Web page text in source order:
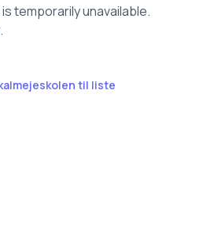
temporarily unavailable.
til liste